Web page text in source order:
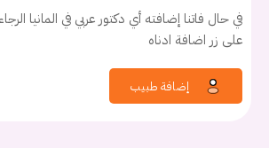
في حال فاتنا إضافته أي دكتور عربي في المانيا
على زر اضافة ادناه